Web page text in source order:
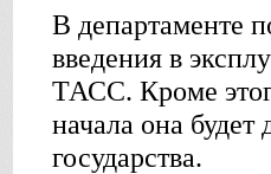
В департаменте
введения в
ТАСС. Кроме
начала она будет
государства.